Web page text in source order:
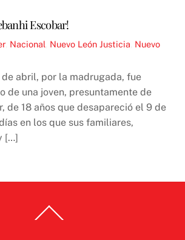
Escobar!
, Nacional Nuevo León Justicia Nuevo
abril, por la madrugada, fue
de una joven, presuntamente de
de 18 años que desapareció el 9 de
en los que sus familiares,
[…]
To